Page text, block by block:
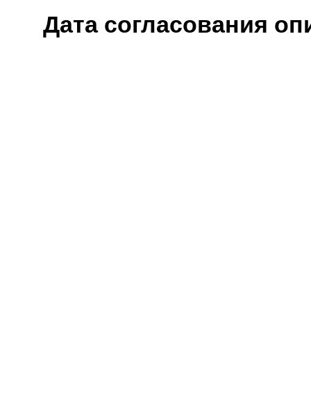
Дата согласования